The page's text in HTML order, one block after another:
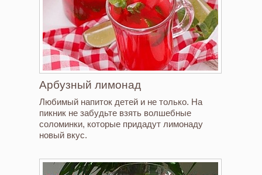
Арбузный лимонад
Любимый напиток детей и не только. На
пикник не забудьте взять волшебные
соломинки, которые придадут лимонаду
новый вкус.